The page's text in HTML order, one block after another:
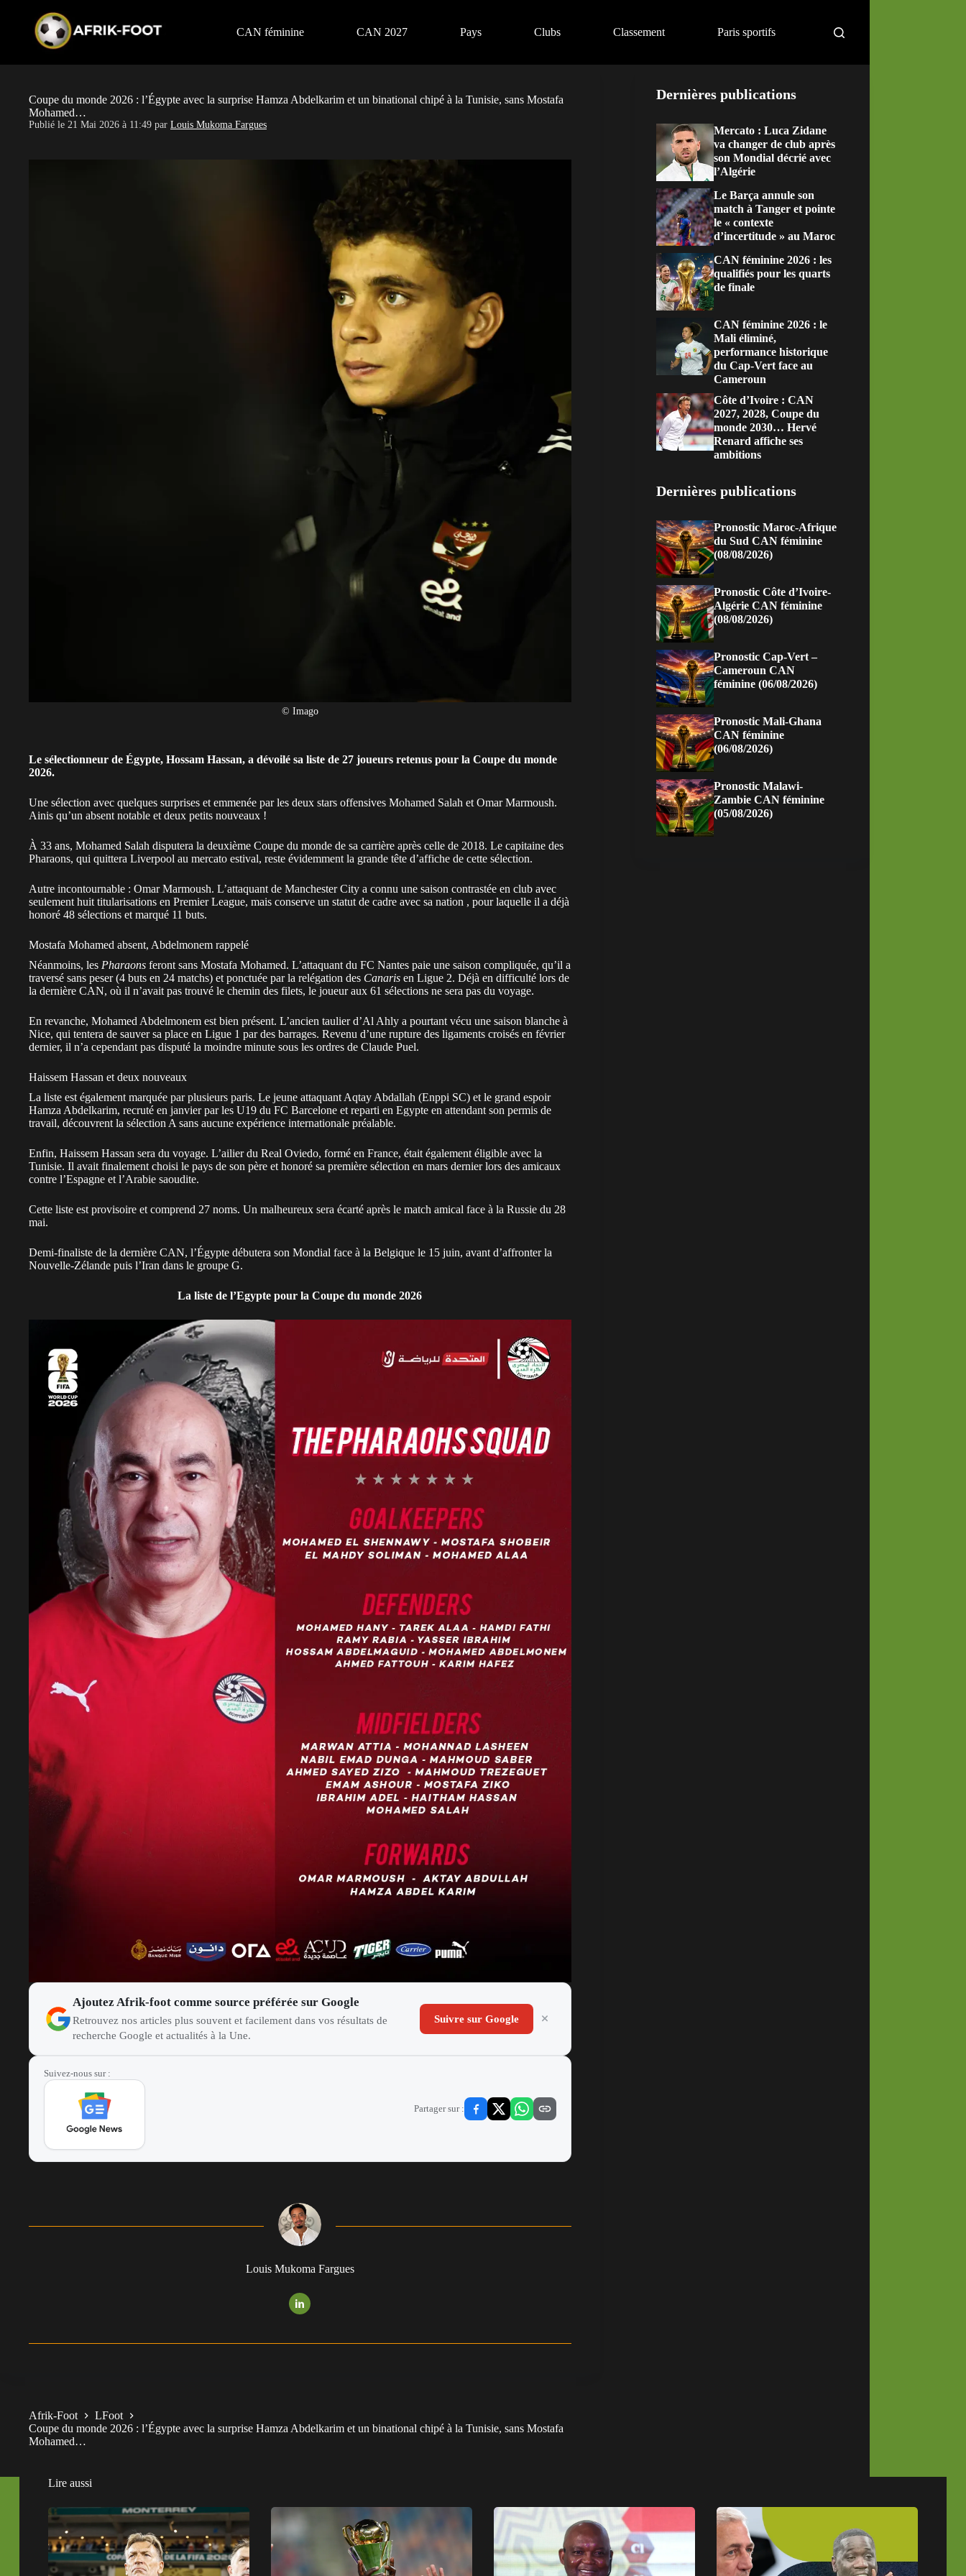
CAN féminine CAN 2027 Pays Clubs Classement Paris sportifs
Coupe du monde 2026 : l’Égypte avec la surprise Hamza Abdelkarim et un binational chipé à la Tunisie, sans Mostafa
Mohamed…
Publié le 21 Mai 2026 à 11:49 par Louis Mukoma Fargues
© Imago
Le sélectionneur de Égypte, Hossam Hassan, a dévoilé sa liste de 27 joueurs retenus pour la Coupe du monde
2026.
Une sélection avec quelques surprises et emmenée par les deux stars offensives Mohamed Salah et Omar Marmoush.
Ainis qu’un absent notable et deux petits nouveaux !
À 33 ans, Mohamed Salah disputera la deuxième Coupe du monde de sa carrière après celle de 2018. Le capitaine des
Pharaons, qui quittera Liverpool au mercato estival, reste évidemment la grande tête d’affiche de cette sélection.
Autre incontournable : Omar Marmoush. L’attaquant de Manchester City a connu une saison contrastée en club avec
seulement huit titularisations en Premier League, mais conserve un statut de cadre avec sa nation , pour laquelle il a déjà
honoré 48 sélections et marqué 11 buts.
Mostafa Mohamed absent, Abdelmonem rappelé
Néanmoins, les Pharaons feront sans Mostafa Mohamed. L’attaquant du FC Nantes paie une saison compliquée, qu’il a
traversé sans peser (4 buts en 24 matchs) et ponctuée par la relégation des Canaris en Ligue 2. Déjà en difficulté lors de
la dernière CAN, où il n’avait pas trouvé le chemin des filets, le joueur aux 61 sélections ne sera pas du voyage.
En revanche, Mohamed Abdelmonem est bien présent. L’ancien taulier d’Al Ahly a pourtant vécu une saison blanche à
Nice, qui tentera de sauver sa place en Ligue 1 par des barrages. Revenu d’une rupture des ligaments croisés en février
dernier, il n’a cependant pas disputé la moindre minute sous les ordres de Claude Puel.
Haissem Hassan et deux nouveaux
La liste est également marquée par plusieurs paris. Le jeune attaquant Aqtay Abdallah (Enppi SC) et le grand espoir
Hamza Abdelkarim, recruté en janvier par les U19 du FC Barcelone et reparti en Egypte en attendant son permis de
travail, découvrent la sélection A sans aucune expérience internationale préalable.
Enfin, Haissem Hassan sera du voyage. L’ailier du Real Oviedo, formé en France, était également éligible avec la
Tunisie. Il avait finalement choisi le pays de son père et honoré sa première sélection en mars dernier lors des amicaux
contre l’Espagne et l’Arabie saoudite.
Cette liste est provisoire et comprend 27 noms. Un malheureux sera écarté après le match amical face à la Russie du 28
mai.
Demi-finaliste de la dernière CAN, l’Égypte débutera son Mondial face à la Belgique le 15 juin, avant d’affronter la
Nouvelle-Zélande puis l’Iran dans le groupe G.
La liste de l’Egypte pour la Coupe du monde 2026
Ajoutez Afrik-foot comme source préférée sur Google
Retrouvez nos articles plus souvent et facilement dans vos résultats de
recherche Google et actualités à la Une.
Suivre sur Google
Suivez-nous sur :
Partager sur :
Louis Mukoma Fargues
Dernières publications
Mercato : Luca Zidane
va changer de club après
son Mondial décrié avec
l’Algérie
Le Barça annule son
match à Tanger et pointe
le « contexte
d’incertitude » au Maroc
CAN féminine 2026 : les
qualifiés pour les quarts
de finale
CAN féminine 2026 : le
Mali éliminé,
performance historique
du Cap-Vert face au
Cameroun
Côte d’Ivoire : CAN
2027, 2028, Coupe du
monde 2030… Hervé
Renard affiche ses
ambitions
Dernières publications
Pronostic Maroc-Afrique
du Sud CAN féminine
(08/08/2026)
Pronostic Côte d’Ivoire-
Algérie CAN féminine
(08/08/2026)
Pronostic Cap-Vert –
Cameroun CAN
féminine (06/08/2026)
Pronostic Mali-Ghana
CAN féminine
(06/08/2026)
Pronostic Malawi-
Zambie CAN féminine
(05/08/2026)
Afrik-Foot
LFoot
Coupe du monde 2026 : l’Égypte avec la surprise Hamza Abdelkarim et un binational chipé à la Tunisie, sans Mostafa
Mohamed…
Lire aussi